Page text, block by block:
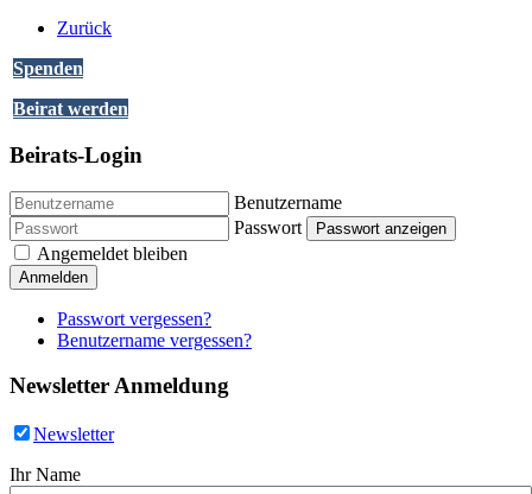
Zurück
Spenden
Beirat werden
Beirats-Login
Benutzername
Passwort
Passwort anzeigen
Angemeldet bleiben
Anmelden
Passwort vergessen?
Benutzername vergessen?
Newsletter Anmeldung
Newsletter
Ihr Name